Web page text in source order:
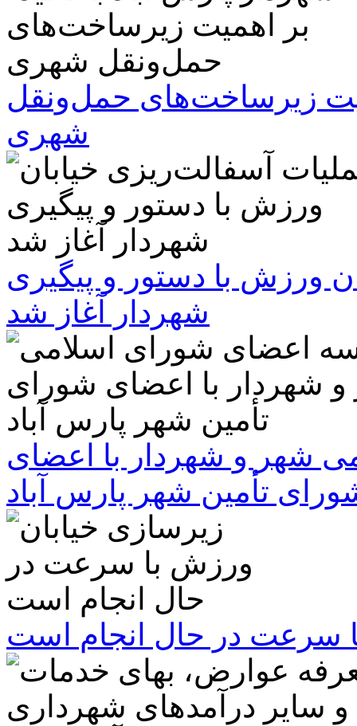
زیرساخت‌های حمل‌ونقل
شهری
ورزش با دستور و پیگیری
شهردار آغاز شد
شهر و شهردار با اعضای
تأمین شهر پارس آباد
سرعت در حال انجام است